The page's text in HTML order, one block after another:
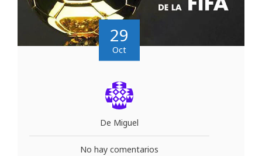
29
Oct
De Miguel
No hay comentarios